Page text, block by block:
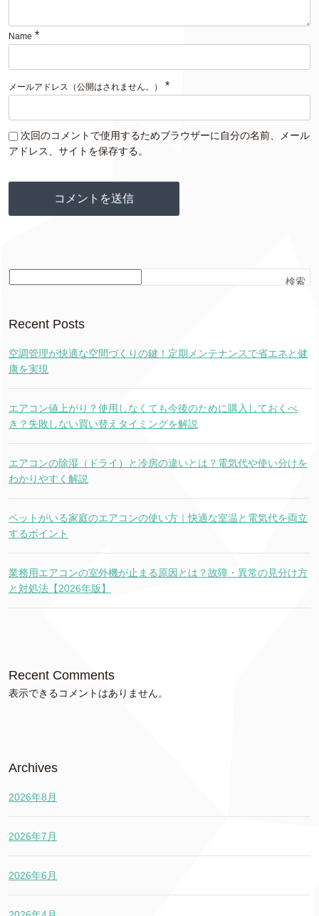
Name *
メールアドレス（公開はされません。） *
次回のコメントで使用するためブラウザーに自分の名前、メール
アドレス、サイトを保存する。
検索
Recent Posts
空調管理が快適な空間づくりの鍵！定期メンテナンスで省エネと健
康を実現
エアコン値上がり？使用しなくても今後のために購入しておくべ
き？失敗しない買い替えタイミングを解説
エアコンの除湿（ドライ）と冷房の違いとは？電気代や使い分けを
わかりやすく解説
ペットがいる家庭のエアコンの使い方｜快適な室温と電気代を両立
するポイント
業務用エアコンの室外機が止まる原因とは？故障・異常の見分け方
と対処法【2026年版】
Recent Comments
表示できるコメントはありません。
Archives
2026年8月
2026年7月
2026年6月